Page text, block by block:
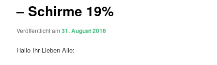
– Schirme 19%
Veröffentlicht am31. August 2016
Hallo Ihr Lieben Alle: